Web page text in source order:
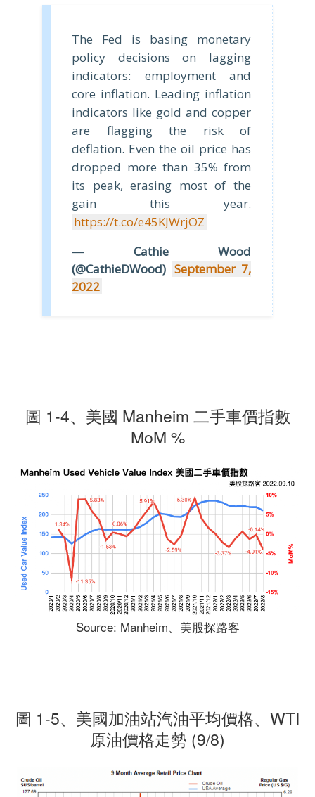
The Fed is basing monetary
policy decisions on lagging
indicators: employment and
core inflation. Leading inflation
indicators like gold and copper
are flagging the risk of
deflation. Even the oil price has
dropped more than 35% from
its peak, erasing most of the
gain this year.
https://t.co/e45KJWrjOZ
— Cathie Wood
(@CathieDWood) September 7,
2022
圖 1-4、美國 Manheim 二手車價指數
MoM %
Source: Manheim、美股探路客
圖 1-5、美國加油站汽油平均價格、WTI
原油價格走勢 (9/8)